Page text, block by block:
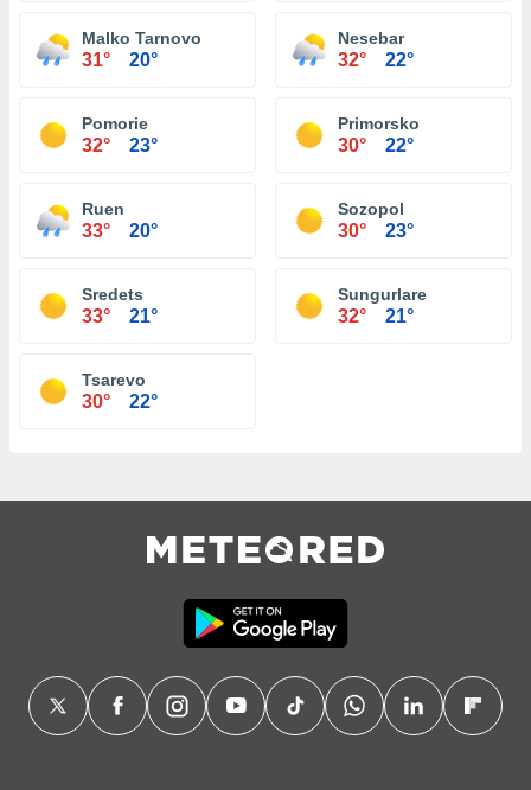
Malko Tarnovo
31° 20°
Nesebar
32° 22°
Pomorie
32° 23°
Primorsko
30° 22°
Ruen
33° 20°
Sozopol
30° 23°
Sredets
33° 21°
Sungurlare
32° 21°
Tsarevo
30° 22°